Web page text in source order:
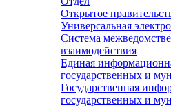
Открытое
Универсальная
Система
взаимодействия
Единая
государственных и
Государственная
государственных и